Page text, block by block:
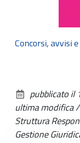
Concorsi, avvisi
documento
pubblicato il
ultima modifica
Struttura
Gestione